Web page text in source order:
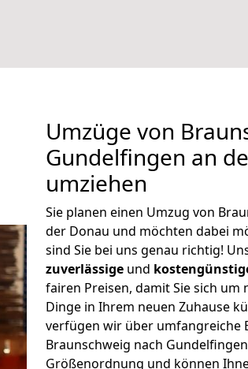
Umzüge von
Gundelfingen an
umziehen
Sie planen einen Umzug von
der Donau und möchten dabei
sind Sie bei uns genau richtig!
zuverlässige und
fairen Preisen, damit Sie sich
Dinge in Ihrem neuen Zuhause
verfügen wir über umfangreiche
Braunschweig nach
Größenordnung und können